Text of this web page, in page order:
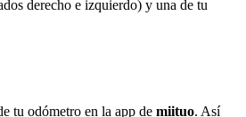
derecho e izquierdo) y una de tu
tu odómetro en la app de miituo. Así